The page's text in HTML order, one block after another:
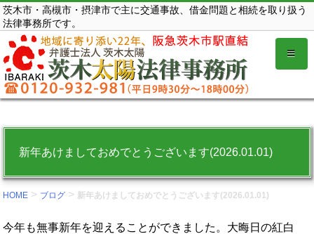
コ
ン
テ
ン
ツ
を
る。
茨木市・高槻市・摂津市で主に交通事故、借金問題と相続を取り扱う
法律事務所です。
新年あけましておめでとうございます(2026.01.01)
HOME > ブログ > 新年あけましておめでとうございます(2026.01.01)
今年も無事新年を迎えることができました。大晦日の紅白